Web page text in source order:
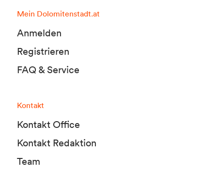
Mein Dolomitenstadt.at
Anmelden
Registrieren
FAQ & Service
Kontakt
Kontakt Office
Kontakt Redaktion
Team